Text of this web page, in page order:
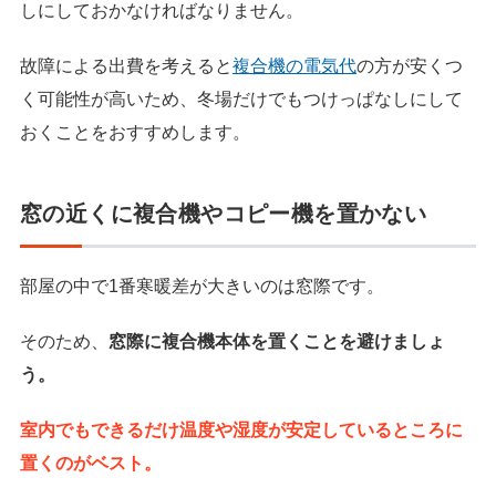
しにしておかなければなりません。
故障による出費を考えると複合機の電気代の方が安くつ
く可能性が高いため、冬場だけでもつけっぱなしにして
おくことをおすすめします。
窓の近くに複合機やコピー機を置かない
部屋の中で1番寒暖差が大きいのは窓際です。
そのため、 窓際に複合機本体を置くことを避けましょ
う。
室内でもできるだけ温度や湿度が安定しているところに
置くのがベスト。